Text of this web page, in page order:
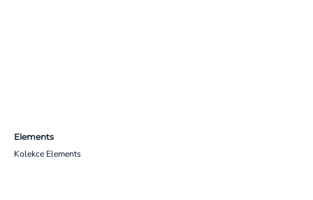
Elements
Kolekce Elements